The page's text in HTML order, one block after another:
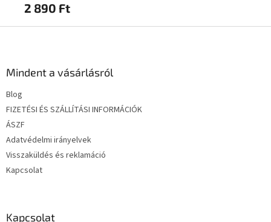
2 890 Ft
Mindent a vásárlásról
Blog
FIZETÉSI ÉS SZÁLLÍTÁSI INFORMÁCIÓK
ÁSZF
Adatvédelmi irányelvek
Visszaküldés és reklamáció
Kapcsolat
Kapcsolat